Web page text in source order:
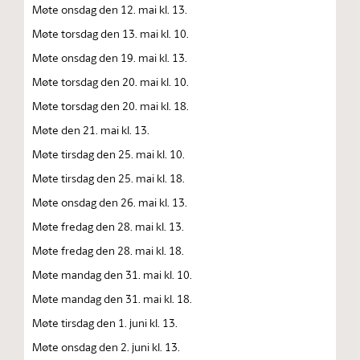
Møte onsdag den 12. mai kl. 13.
Møte torsdag den 13. mai kl. 10.
Møte onsdag den 19. mai kl. 13.
Møte torsdag den 20. mai kl. 10.
Møte torsdag den 20. mai kl. 18.
Møte den 21. mai kl. 13.
Møte tirsdag den 25. mai kl. 10.
Møte tirsdag den 25. mai kl. 18.
Møte onsdag den 26. mai kl. 13.
Møte fredag den 28. mai kl. 13.
Møte fredag den 28. mai kl. 18.
Møte mandag den 31. mai kl. 10.
Møte mandag den 31. mai kl. 18.
Møte tirsdag den 1. juni kl. 13.
Møte onsdag den 2. juni kl. 13.